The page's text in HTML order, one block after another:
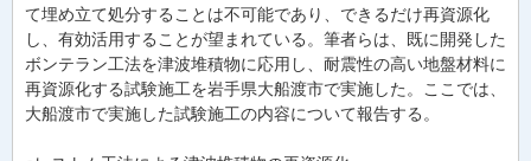
て埋め立て処分することは不可能であり、できるだけ再資源化
し、有効活用することが望まれている。筆者らは、既に開発した
ボンテラン工法を津波堆積物に応用し、耐震性の高い地盤材料に
再資源化する試験施工を岩手県大船渡市で実施した。ここでは、
大船渡市で実施した試験施工の内容について報告する。